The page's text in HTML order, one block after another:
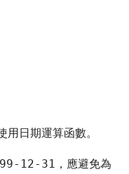
日期運算函數。
12-31 ，應避免為